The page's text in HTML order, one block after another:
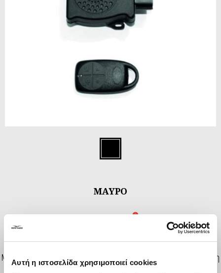
Αυτή η ιστοσελίδα χρησιμοποιεί cookies
ΜΑΎΡΟ
Μαύρο
€ 129
Μικρή μονάδα συναγερμού, προηγμένης τεχνολογίας με εύκολη